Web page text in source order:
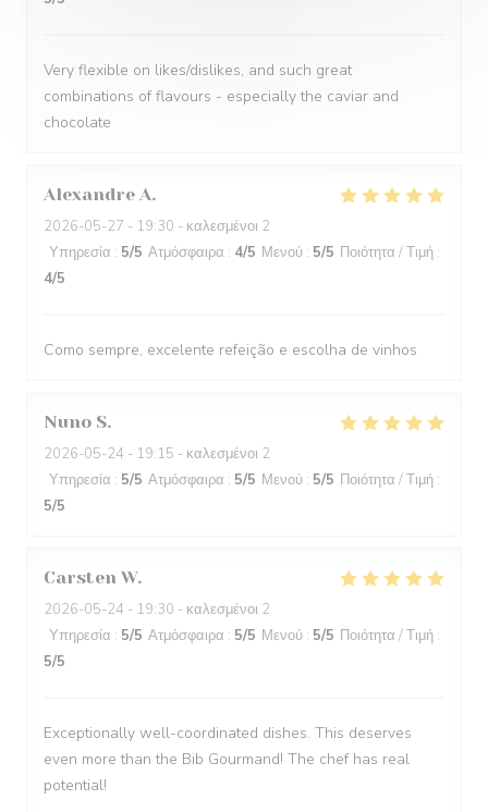
Very flexible on likes/dislikes, and such great
combinations of flavours - especially the caviar and
chocolate
Alexandre A
2026-05-27 - 19:30 - καλεσμένοι 2
Υπηρεσία : 5/5 Ατμόσφαιρα : 4/5 Μενού : 5/5 Ποιότητα / Τιμή :
4/5
Como sempre, excelente refeição e escolha de vinhos
Nuno S
2026-05-24 - 19:15 - καλεσμένοι 2
Υπηρεσία : 5/5 Ατμόσφαιρα : 5/5 Μενού : 5/5 Ποιότητα / Τιμή :
5/5
Carsten W
2026-05-24 - 19:30 - καλεσμένοι 2
Υπηρεσία : 5/5 Ατμόσφαιρα : 5/5 Μενού : 5/5 Ποιότητα / Τιμή :
5/5
Exceptionally well-coordinated dishes. This deserves
even more than the Bib Gourmand! The chef has real
potential!